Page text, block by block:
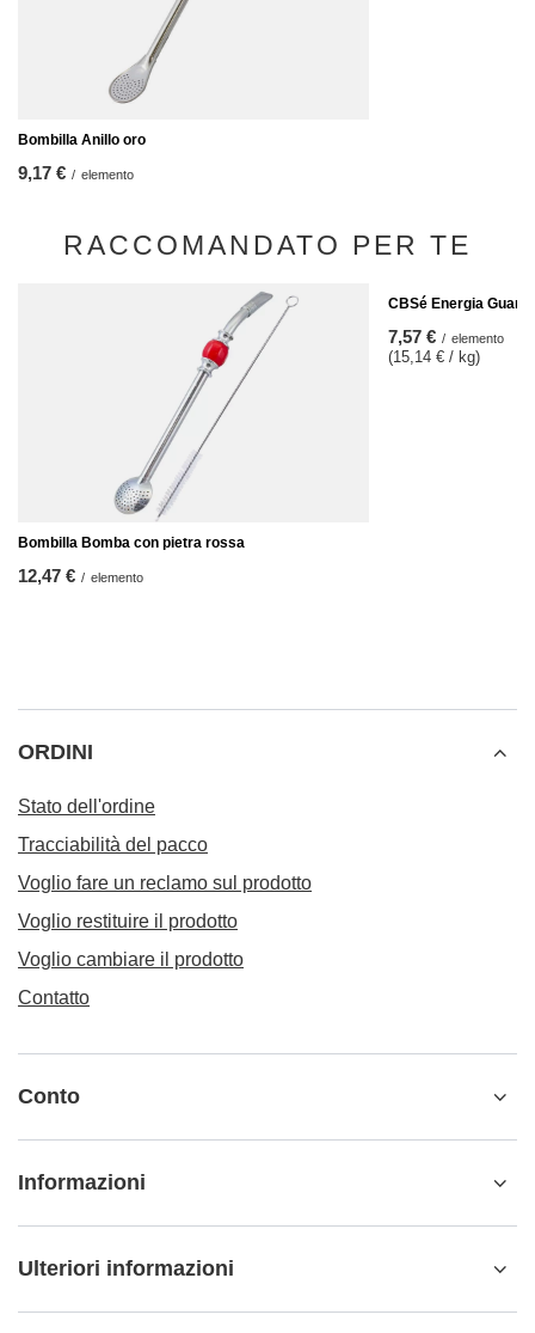
Bombilla Anillo oro
9,17 € / elemento
RACCOMANDATO PER TE
Bombilla Bomba con pietra rossa
12,47 € / elemento
CBSé Energia
7,57 € / elemento
(15,14 € / kg)
ORDINI
Stato dell'ordine
Tracciabilità del pacco
Voglio fare un reclamo sul prodotto
Voglio restituire il prodotto
Voglio cambiare il prodotto
Contatto
Conto
Informazioni
Ulteriori informazioni